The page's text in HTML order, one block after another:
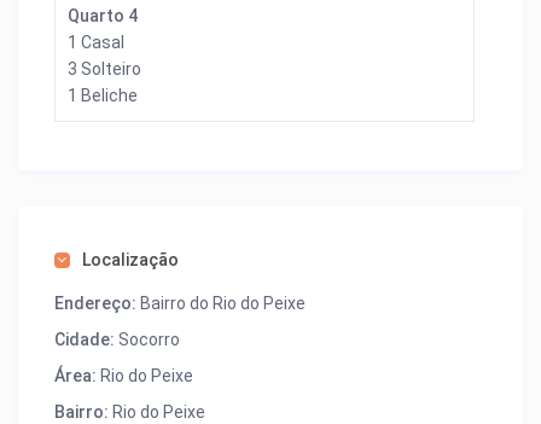
Quarto 4
1 Casal
3 Solteiro
1 Beliche
Localização
Endereço: Bairro do Rio do Peixe
Cidade: Socorro
Área: Rio do Peixe
Bairro: Rio do Peixe